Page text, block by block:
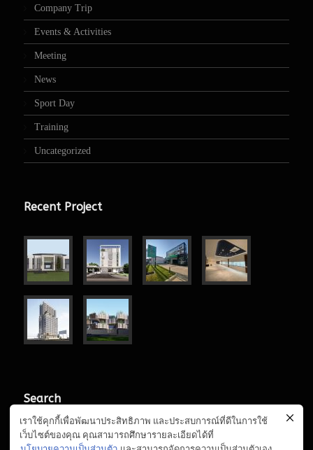
Company Trip
Events & Activities
Meeting
News
Sport Day
Training
Uncategorized
Recent Project
Search
เราใช้คุกกี้เพื่อพัฒนาประสิทธิภาพ และประสบการณ์ที่ดีในการใช้
เว็บไซต์ของคุณ คุณสามารถศึกษารายละเอียดได้ที่